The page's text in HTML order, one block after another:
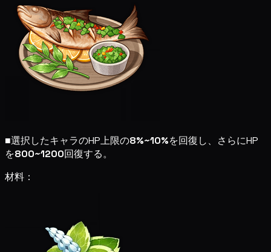
■選択したキャラのHP上限の8%~10%を回復し、さらにHP
を800~1200回復する。
材料：